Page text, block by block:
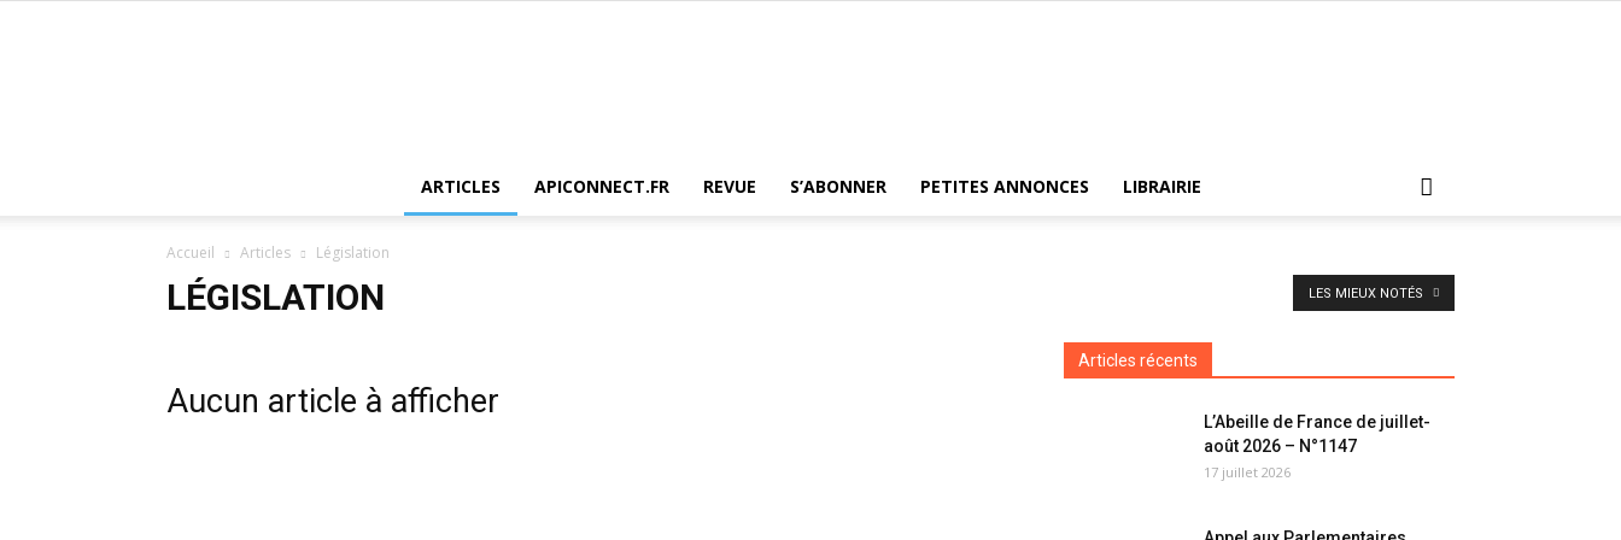
ARTICLES APICONNECT.FR REVUE S’ABONNER PETITES ANNONCES LIBRAIRIE
Accueil Articles Législation
LÉGISLATION LES MIEUX NOTÉS
Aucun article à afficher
Articles récents
L’Abeille de France de juillet-
août 2026 – N°1147
17 juillet 2026